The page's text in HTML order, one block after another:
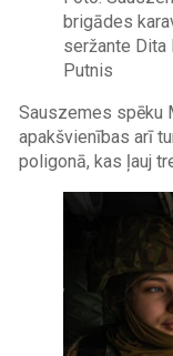
brigādes
seržante Dita
Putnis
Sauszemes spēku
apakšvienības arī
poligonā, kas ļauj